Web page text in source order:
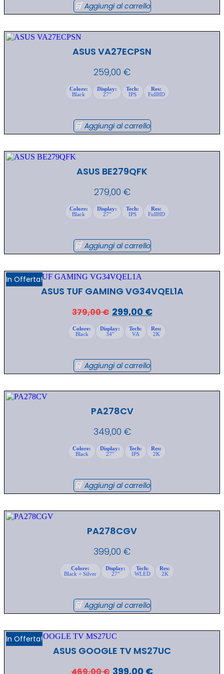
Aggiungi al carrello
ASUS VA27ECPSN
259,00 €
Colore:
Black
Display:
27"
Tech:
IPS
Res:
FullHD
Aggiungi al carrello
ASUS BE279QFK
279,00 €
Colore:
Black
Display:
27"
Tech:
IPS
Res:
FullHD
Aggiungi al carrello
In Offerta!
ASUS TUF GAMING VG34VQEL1A
379,00€ Il
prezzo
originale
379,00 €.
299,00 €Il
prezzo
attuale
Colore:
Black
Display:
34"
Tech:
VA
Res:
2K
Aggiungi al carrello
PA278CV
349,00 €
Colore:
Black
Display:
27"
Tech:
IPS
Res:
2K
Aggiungi al carrello
PA278CGV
399,00 €
Colore:
Black + Silver
Display:
27"
Tech:
WLED
Res:
2K
Aggiungi al carrello
In Offerta!
ASUS GOOGLE TV MS27UC
469,00€ Il
399,00 €Il